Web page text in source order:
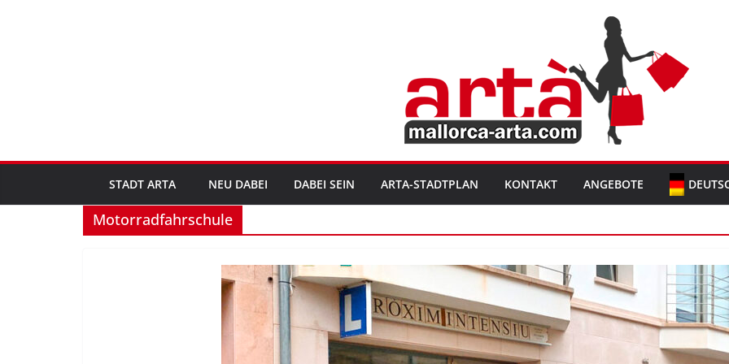
STADT ARTA NEU DABEI DABEI SEIN ARTA-STADTPLAN KONTAKT ANGEBOTE
Motorradfahrschule